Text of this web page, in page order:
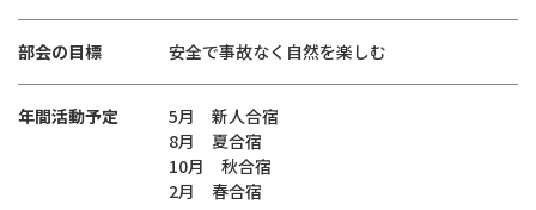
部会の目標 安全で事故なく自然を楽しむ
年間活動予定
5月 新人合宿
8月 夏合宿
10月 秋合宿
2月 春合宿